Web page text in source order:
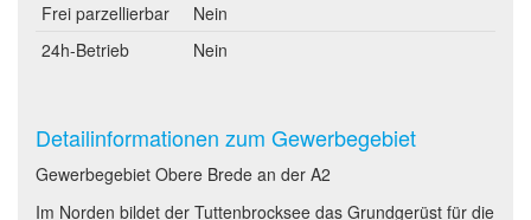
Frei parzellierbar
Nein
24h-Betrieb
Nein
Detailinformationen zum Gewerbegebiet
Gewerbegebiet Obere Brede an der A2
Im Norden bildet der Tuttenbrocksee das Grundgerüst für die